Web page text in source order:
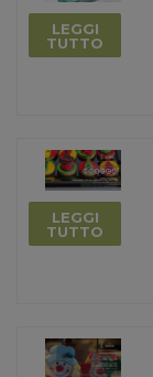
LEGGI
TUTTO
LEGGI
TUTTO